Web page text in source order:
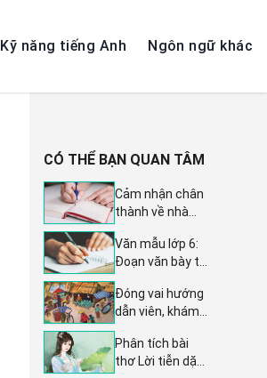
Kỹ năng tiếng Anh Ngôn ngữ khác
CÓ THỂ BẠN QUAN TÂM
Cảm nhận chân
thành về nhà
Hồng qua 11 bài
văn mẫu đặc
học sinh lớp 6
Văn mẫu lớp 6:
Đoạn văn bày tỏ
chuyện cổ tích
em yêu thích
Tuyển tập văn
mẫu lớp 6 đặc
Đóng vai hướng
dẫn viên, khám
những nét đẹp
độc đáo của
Phân tích bài
thơ Lời tiễn dặn